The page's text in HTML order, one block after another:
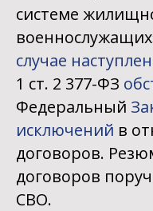
системе
случае
1 ст. 2 377-ФЗ
Федеральный
исключений в
договоров.
договоров
СВО.